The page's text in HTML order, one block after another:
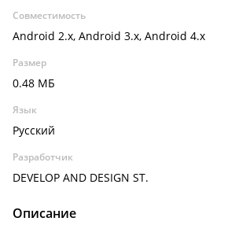
Совместимость
Android 2.x, Android 3.x, Android 4.x
Размер
0.48 МБ
Язык
Русский
Разработчик
DEVELOP AND DESIGN ST.
Описание